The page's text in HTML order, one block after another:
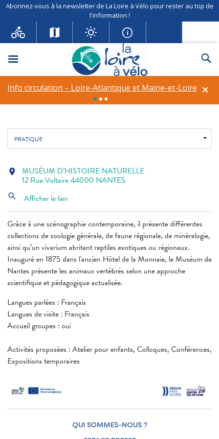
Abonnez-vous à la newsletter de La Loire à Vélo pour rester au top de
l'information !
Menu
×
Info circulation – Loire-Atlantique et Maine-et-Loire
MUSÉUM D’HISTOIRE
NATURELLE
Musée et centre d'interprétation
Fil d'ariane
Accueil
Découverte de patrimoine
MUSÉUM D’HISTOIRE NATURELLE
PRATIQUE
Grâce à une scénographie contemporaine, il présente différentes
collections de zoologie générale, de faune régionale, de minéralogie,
ainsi qu’un vivarium abritant reptiles exotiques ou régionaux.
Inauguré en 1875 dans l'ancien Hôtel de la Monnaie, le Muséum de
Nantes présente les animaux vertébrés selon une approche
scientifique et pédagogique actualisée.
Langues parlées : Français
Langues de visite : Français
Accueil groupes : oui
Activités proposées : Atelier pour enfants, Colloques, Conférences,
Expositions temporaires
location_on MUSÉUM D’HISTOIRE NATURELLE
12 Rue Voltaire 44000 NANTES
search Afficher le lien
QUI SOMMES-NOUS ?